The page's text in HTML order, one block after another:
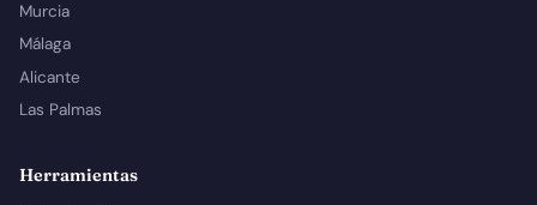
Murcia
Málaga
Alicante
Las Palmas
Herramientas